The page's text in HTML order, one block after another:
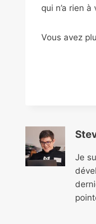
qui n’a rien
Vous avez
Je